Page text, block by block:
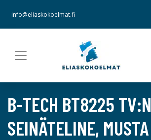
info@eliaskokoelmat.fi
B-TECH BT8225 TV:N
SEINÄTELINE, MUSTA